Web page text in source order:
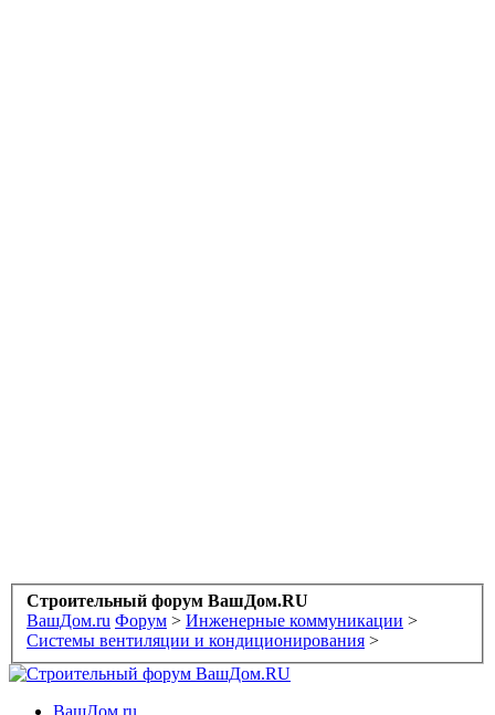
Строительный форум ВашДом.RU
ВашДом.ru Форум > Инженерные коммуникации >
Системы вентиляции и кондиционирования >